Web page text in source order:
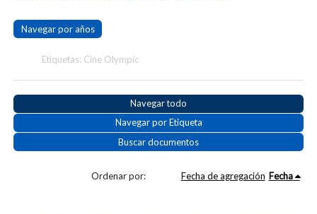
Navegar por años
Etiquetas: Cine Olympic
Navegar todo
Navegar por Etiqueta
Buscar documentos
Ordenar por: Fecha de agregación Fecha